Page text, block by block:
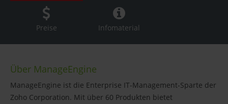
Preise Infomaterial
Über ManageEngine
ManageEngine ist die Enterprise IT-Management-Sparte der
Zoho Corporation. Mit über 60 Produkten bietet